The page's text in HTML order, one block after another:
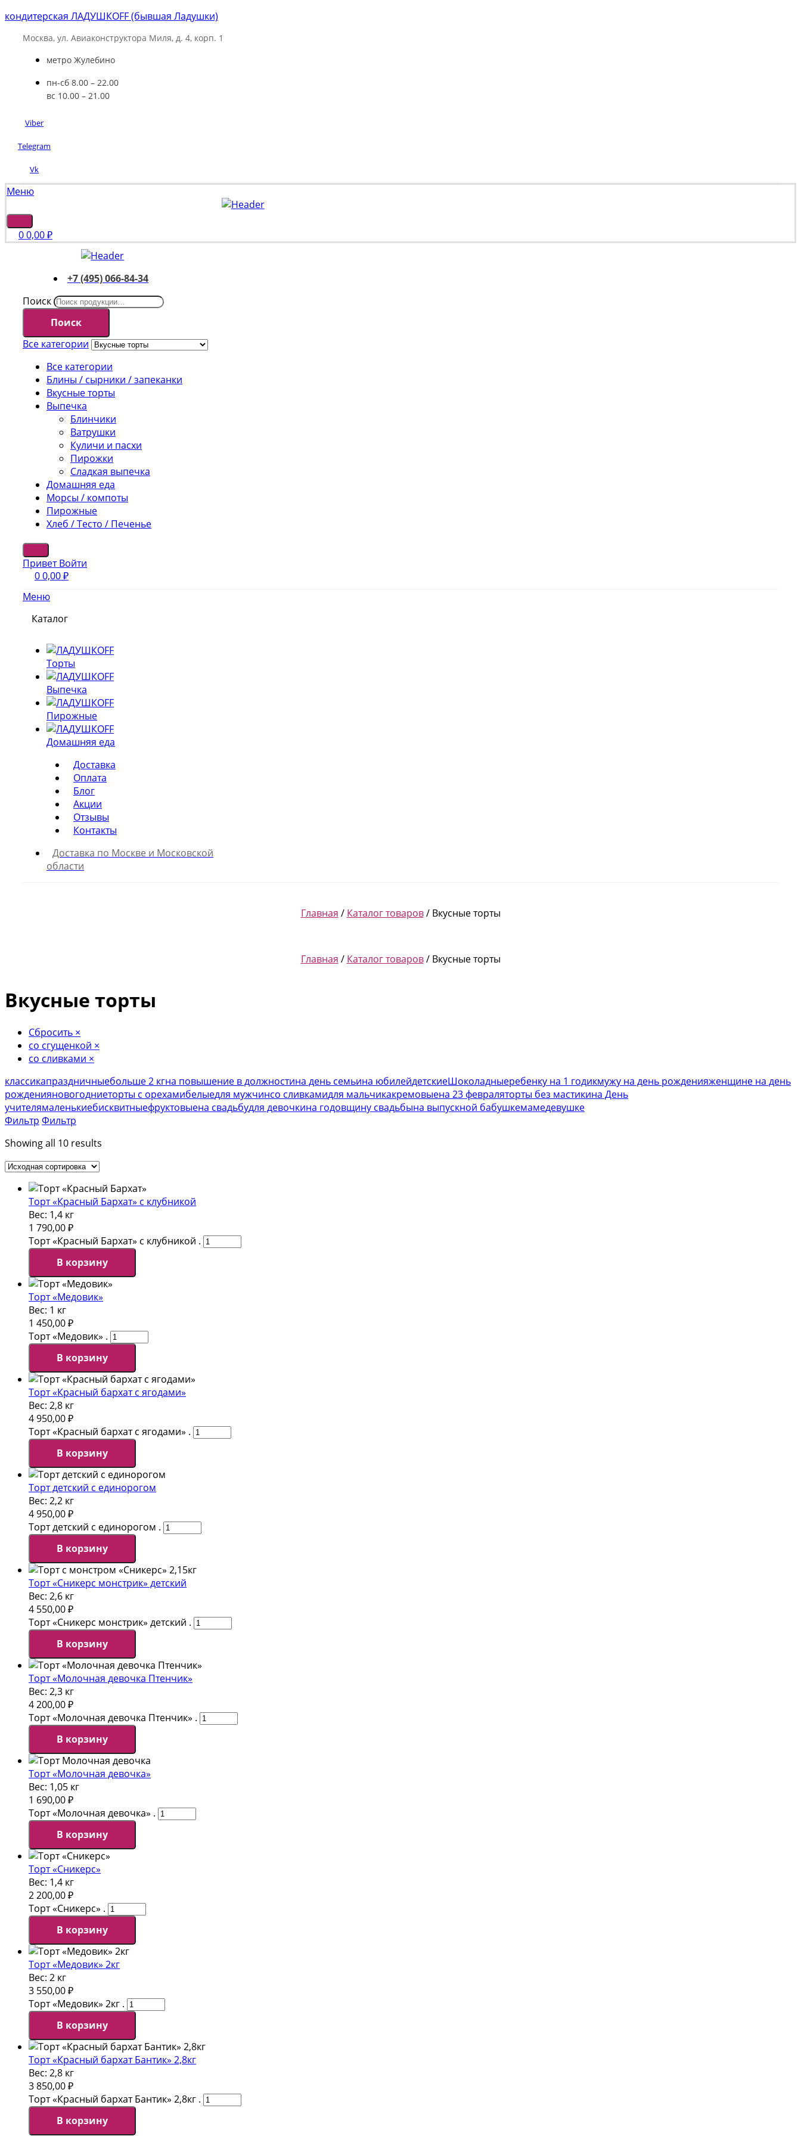
кондитерская ЛАДУШКOFF (бывшая Ладушки)
Москва, ул. Авиаконструктора Миля, д. 4, корп. 1
метро Жулебино
пн-сб 8.00 – 22.00
вс 10.00 – 21.00
Viber
Telegram
Vk
Меню
00,00₽
+7 (495) 066-84-34
Поиск
Поиск
Все категории
Все категории
Блины / сырники / запеканки
Вкусные торты
Выпечка
Блинчики
Ватрушки
Куличи и пасхи
Пирожки
Сладкая выпечка
Домашняя еда
Морсы / компоты
Пирожные
Хлеб / Тесто / Печенье
Привет Войти
00,00₽
Меню
Каталог
Торты
Выпечка
Пирожные
Домашняя еда
Доставка
Оплата
Блог
Акции
Отзывы
Контакты
Доставка по Москве и Московской
области
Главная / Каталог товаров/ Вкусные торты
Главная / Каталог товаров/ Вкусные торты
Вкусные торты
Сбросить ×
со сгущенкой ×
со сливками ×
классикапраздничныебольше 2 кгна повышение в должностина день семьина юбилейдетскиеШоколадныеребенку на 1 годикмужу на день рожденияженщине на день
рожденияновогодниеторты с орехамибелыедля мужчинсо сливкамидля мальчикакремовыена 23 февраляторты без мастикина День
учителямаленькиебисквитныефруктовыена свадьбудля девочкина годовщину свадьбына выпускной бабушкемамедевушке
Фильтр Фильтр
Showing all 10 results
Торт «Красный Бархат» с клубникой
Вес: 1,4 кг
1 790,00₽
Торт «Красный Бархат» с клубникой .
В корзину
Торт «Медовик»
Вес: 1 кг
1 450,00₽
Торт «Медовик» .
В корзину
Торт «Красный бархат с ягодами»
Вес: 2,8 кг
4 950,00₽
Торт «Красный бархат с ягодами» .
В корзину
Торт детский с единорогом
Вес: 2,2 кг
4 950,00₽
Торт детский с единорогом .
В корзину
Торт «Сникерс монстрик» детский
Вес: 2,6 кг
4 550,00₽
Торт «Сникерс монстрик» детский .
В корзину
Торт «Молочная девочка Птенчик»
Вес: 2,3 кг
4 200,00₽
Торт «Молочная девочка Птенчик» .
В корзину
Торт «Молочная девочка»
Вес: 1,05 кг
1 690,00₽
Торт «Молочная девочка» .
В корзину
Торт «Сникерс»
Вес: 1,4 кг
2 200,00₽
Торт «Сникерс» .
В корзину
Торт «Медовик» 2кг
Вес: 2 кг
3 550,00₽
Торт «Медовик» 2кг .
В корзину
Торт «Красный бархат Бантик» 2,8кг
Вес: 2,8 кг
3 850,00₽
Торт «Красный бархат Бантик» 2,8кг .
В корзину